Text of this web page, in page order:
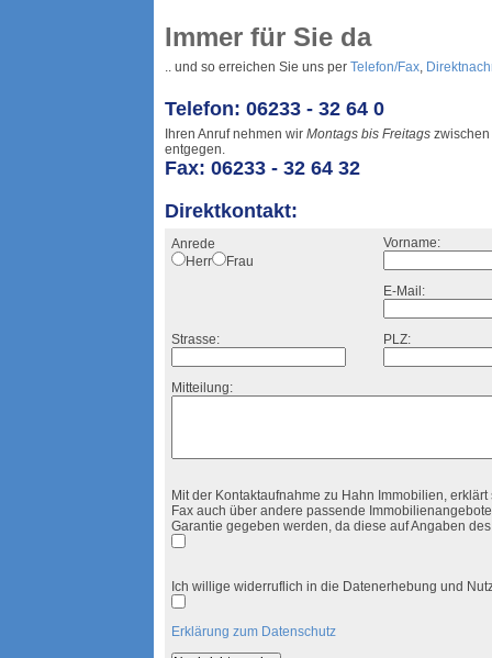
Immer für Sie da
.. und so erreichen Sie uns per Telefon/Fax,
Telefon: 06233 - 32 64 0
Ihren Anruf nehmen wir Montags bis Freitags zwischen
entgegen.
Fax: 06233 - 32 64 32
Direktkontakt:
Anrede
Herr
Frau
Vorname:
E-Mail:
Strasse: PLZ:
Mitteilung:
Mit der Kontaktaufnahme zu Hahn Immobilien,
Fax auch über andere passende
Garantie gegeben werden, da diese auf Angaben
Ich willige widerruflich in die Datenerhebung und
Erklärung zum Datenschutz